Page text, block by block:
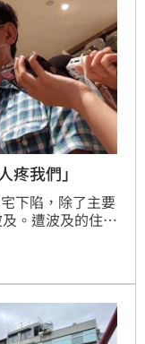
疼我們」
下陷，除了主要
。遭波及的住戶
望能公辦都更，